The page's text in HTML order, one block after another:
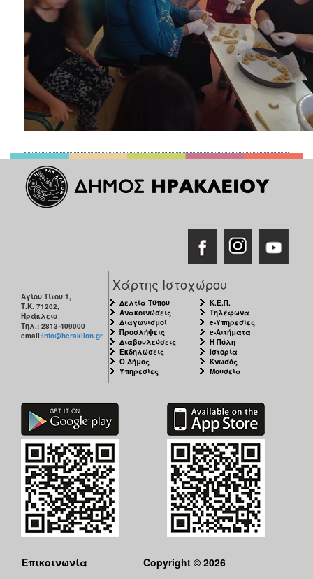
Αγίου Τίτου 1,
Τ.Κ. 71202,
Ηράκλειο
Τηλ.: 2813-409000
email:info@heraklion.gr
Χάρτης Ιστοχώρου
Δελτία Τύπου
Ανακοινώσεις
Διαγωνισμοί
Προσλήψεις
Διαβουλεύσεις
Εκδηλώσεις
Ο Δήμος
Υπηρεσίες
Κ.Ε.Π.
Τηλέφωνα
e-Υπηρεσίες
e-Αιτήματα
Η Πόλη
Ιστορία
Κνωσός
Μουσεία
Επικοινωνία
Copyright © 2026